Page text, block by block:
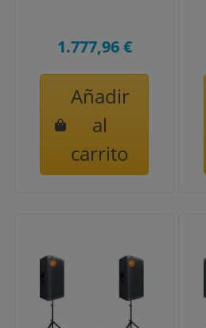
1.777,96 €
Añadir
al
carrito